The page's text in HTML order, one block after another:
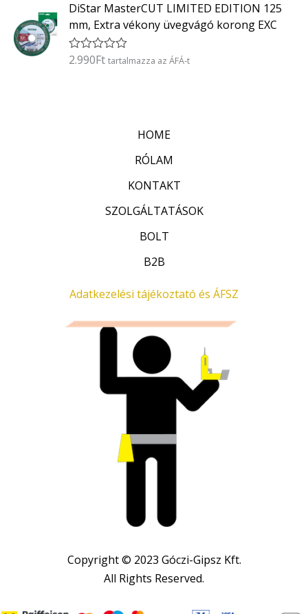
/
5
é
e
l
é
s
DiStar MasterCUT LIMITED EDITION 125
mm, Extra vékony üvegvágó korong EXC
É
2.990Ft tartalmazza az ÁFÁ-t
HOME
RÓLAM
KONTAKT
SZOLGÁLTATÁSOK
BOLT
B2B
Adatkezelési tájékoztató és ÁFSZ
Copyright © 2023 Góczi-Gipsz Kft.
All Rights Reserved.